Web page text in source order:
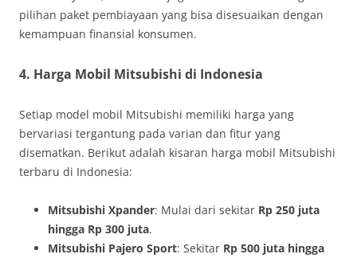
pilihan paket pembiayaan yang bisa disesuaikan dengan
kemampuan finansial konsumen.
4. Harga Mobil Mitsubishi di Indonesia
Setiap model mobil Mitsubishi memiliki harga yang
bervariasi tergantung pada varian dan fitur yang
disematkan. Berikut adalah kisaran harga mobil Mitsubishi
terbaru di Indonesia:
Mitsubishi Xpander: Mulai dari sekitar Rp 250 juta
hingga Rp 300 juta.
Mitsubishi Pajero Sport: Sekitar Rp 500 juta hingga